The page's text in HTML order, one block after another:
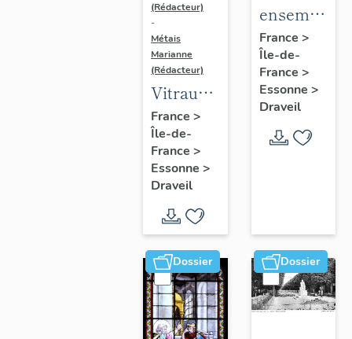
(Rédacteur)
-
Métais
Marianne
(Rédacteur)
Vitraux
des
portes
de la
villa
Casteljad
France >
Île-de-
France >
Essonne >
Draveil
ensemble
des
verrières
abstraites
de la
chapelle
France >
Île-de-
France >
Essonne >
Draveil
Dossier Dossier